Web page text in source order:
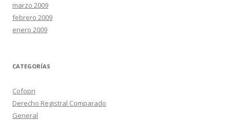
marzo 2009
febrero 2009
enero 2009
CATEGORÍAS
Cofopri
Derecho Registral Comparado
General